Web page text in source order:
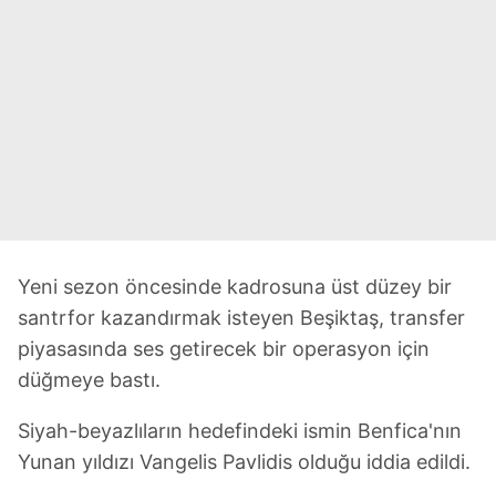
Yeni sezon öncesinde kadrosuna üst düzey bir
santrfor kazandırmak isteyen Beşiktaş, transfer
piyasasında ses getirecek bir operasyon için
düğmeye bastı.
Siyah-beyazlıların hedefindeki ismin Benfica'nın
Yunan yıldızı Vangelis Pavlidis olduğu iddia edildi.